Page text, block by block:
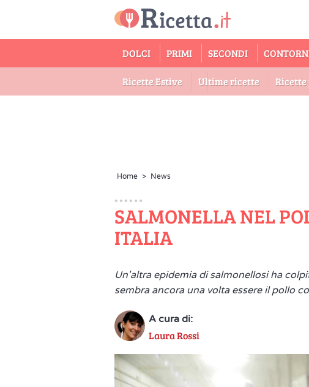
DOLCI PRIMI SECONDI
Ricette Estive Ultime ricette Ricette
Home > News
SALMONELLA NEL
ITALIA
Un'altra epidemia di salmonellosi ha
sembra ancora una volta essere il pollo
A cura di:
Laura Rossi